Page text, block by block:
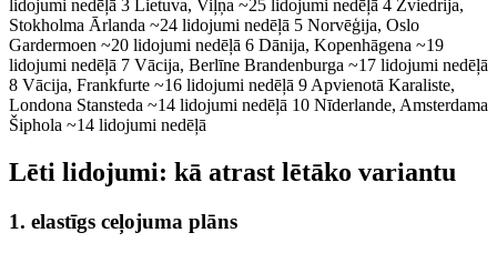
lidojumi nedēļā 3 Lietuva, Viļņa ~25 lidojumi nedēļā 4 Zviedrija,
Stokholma Ārlanda ~24 lidojumi nedēļā 5 Norvēģija, Oslo
Gardermoen ~20 lidojumi nedēļā 6 Dānija, Kopenhāgena ~19
lidojumi nedēļā 7 Vācija, Berlīne Brandenburga ~17 lidojumi nedēļā
8 Vācija, Frankfurte ~16 lidojumi nedēļā 9 Apvienotā Karaliste,
Londona Stansteda ~14 lidojumi nedēļā 10 Nīderlande, Amsterdama
Šiphola ~14 lidojumi nedēļā
Lēti lidojumi: kā atrast lētāko variantu
1. elastīgs ceļojuma plāns